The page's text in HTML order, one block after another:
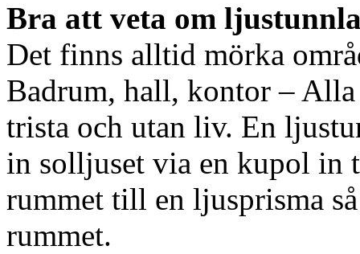
Bra att veta om
Det finns alltid mörka
Badrum, hall, kontor – Alla
trista och utan liv. En
in solljuset via en kupol in
rummet till en ljusprisma
rummet.